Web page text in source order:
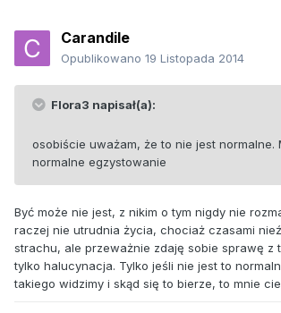
Carandile
Opublikowano 19 Listopada 2014
Flora3 napisał(a):
osobiście uważam, że to nie jest normalne.
normalne egzystowanie
Być może nie jest, z nikim o tym nigdy nie
raczej nie utrudnia życia, chociaż czasami
strachu, ale przeważnie zdaję sobie sprawę z
tylko halucynacja. Tylko jeśli nie jest to
takiego widzimy i skąd się to bierze, to mnie